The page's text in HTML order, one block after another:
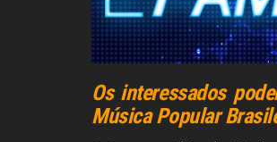
Os interessados
Música Popular